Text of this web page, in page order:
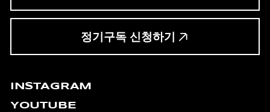
정기구독 신청하기
INSTAGRAM
YOUTUBE